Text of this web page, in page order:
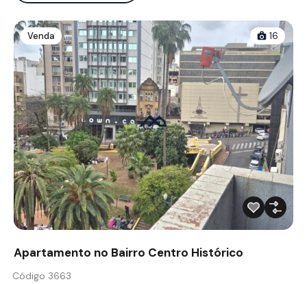
Venda 16
Apartamento no Bairro Centro Histórico
Código 3663